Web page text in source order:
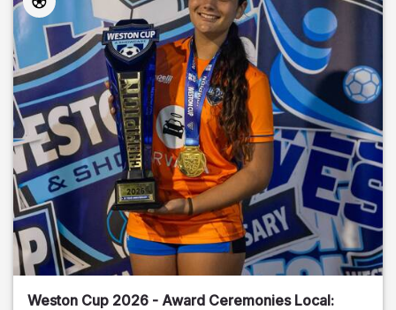
Weston Cup 2026 - Award Ceremonies Local: